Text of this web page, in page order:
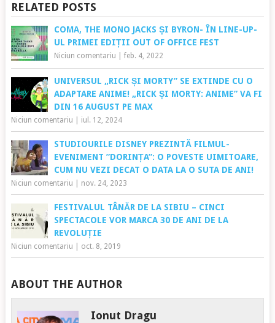
RELATED POSTS
COMA, THE MONO JACKS ȘI BYRON- ÎN LINE-UP-
UL PRIMEI EDIȚII OUT OF OFFICE FEST
Niciun comentariu feb. 4, 2022
UNIVERSUL „RICK ȘI MORTY” SE EXTINDE CU O
ADAPTARE ANIME! „RICK ȘI MORTY: ANIME” VA FI
DIN 16 AUGUST PE MAX
Niciun comentariu iul. 12, 2024
STUDIOURILE DISNEY PREZINTĂ FILMUL-
EVENIMENT ”DORINȚA”: O POVESTE UIMITOARE,
CUM NU VEZI DECAT O DATA LA O SUTA DE ANI!
Niciun comentariu nov. 24, 2023
FESTIVALUL TÂNĂR DE LA SIBIU – CINCI
SPECTACOLE VOR MARCA 30 DE ANI DE LA
REVOLUȚIE
Niciun comentariu oct. 8, 2019
ABOUT THE AUTHOR
Ionut Dragu